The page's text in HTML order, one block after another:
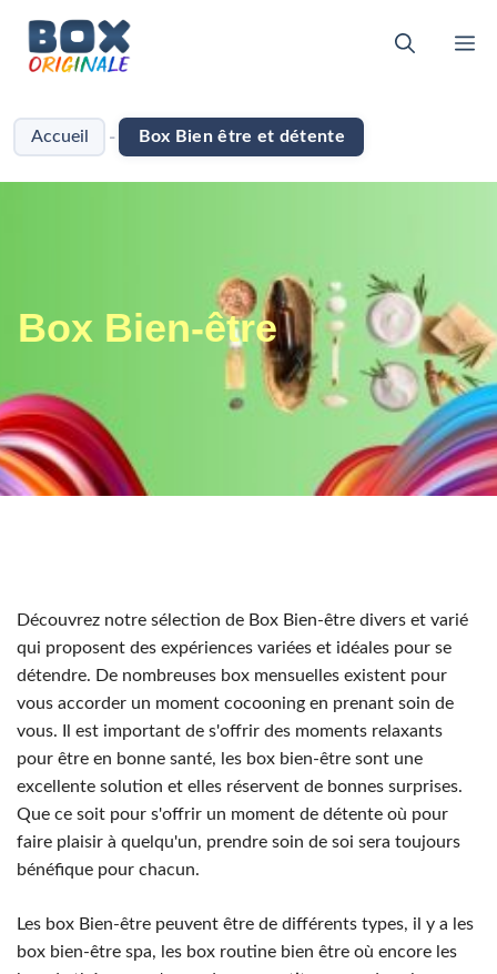
contenu
Accueil - Box Bien être et détente
Box Bien-être
Découvrez notre sélection de Box Bien-être divers et varié
qui proposent des expériences variées et idéales pour se
détendre. De nombreuses box mensuelles existent pour
vous accorder un moment cocooning en prenant soin de
vous. Il est important de s'offrir des moments relaxants
pour être en bonne santé, les box bien-être sont une
excellente solution et elles réservent de bonnes surprises.
Que ce soit pour s'offrir un moment de détente où pour
faire plaisir à quelqu'un, prendre soin de soi sera toujours
bénéfique pour chacun.
Les box Bien-être peuvent être de différents types, il y a les
box bien-être spa, les box routine bien être où encore les